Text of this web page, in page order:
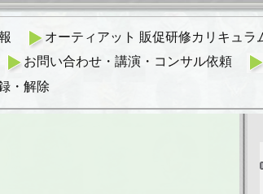
オーティアット 販促研修カリキュラ
お問い合わせ・講演・コンサル依頼
・解除